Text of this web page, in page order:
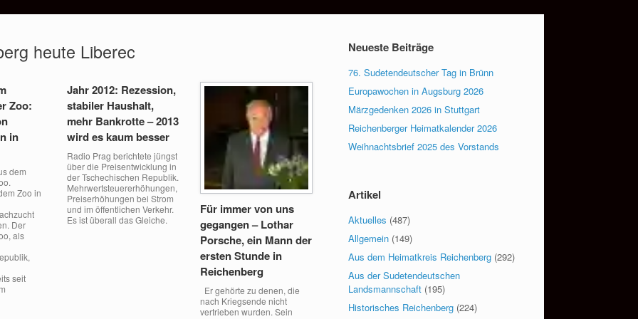
heute Liberec
Zoo:
in
dem
Zoo in
Der
als
seit
Jahr 2012: Rezession,
stabiler Haushalt,
mehr Bankrotte – 2013
wird es kaum besser
Radio Prag berichtete jüngst
über die Preisentwicklung in
der Tschechischen Republik.
Mehrwertsteuererhöhungen,
Preiserhöhungen bei Strom
und im öffentlichen Verkehr.
Es ist überall das Gleiche.
Für immer von uns
gegangen – Lothar
Porsche, ein Mann der
ersten Stunde in
Reichenberg
Er gehörte zu denen, die
nach Kriegsende nicht
vertrieben wurden. Sein
Neueste Beiträge
76. Sudetendeutscher Tag in Brünn
Europawochen in Augsburg 2026
Märzgedenken 2026 in Stuttgart
Reichenberger Heimatkalender 2026
Weihnachtsbrief 2025 des Vorstands
Artikel
Aktuelles (487)
Allgemein (149)
Aus dem Heimatkreis Reichenberg (292)
Aus der Sudetendeutschen
Landsmannschaft (195)
Historisches Reichenberg (224)